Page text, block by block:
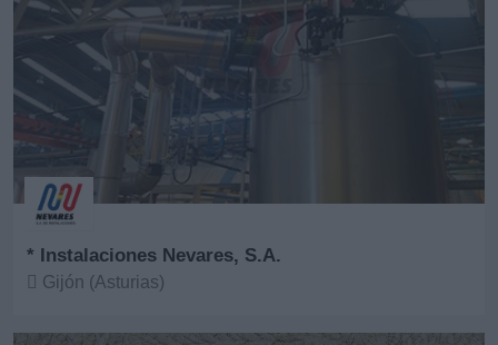
* Instalaciones Nevares, S.A.
Gijón (Asturias)